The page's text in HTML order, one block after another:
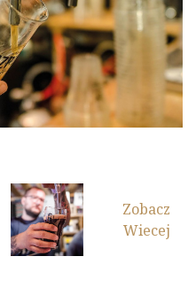
Zobacz
Wiecej